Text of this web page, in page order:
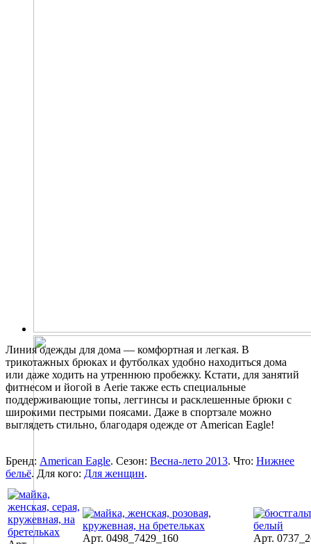
Линия одежды для дома — комфортная и легкая. В
трикотажных брюках и футболках удобно находиться дома
или даже ходить на утреннюю пробежку. Кстати, для занятий
фитнесом и йогой в Aerie также есть специальные
поддерживающие топы, леггинсы и расклешенные брюки с
широкими пестрыми поясами. Даже в спортзале можно
выглядеть стильно, благодаря одежде от American Eagle!
Бренд: American Eagle. Сезон: Весна-лето 2013. Что: Нижнее
бельё. Для кого: Для женщин.
Арт. 0498_7429_160 Арт.